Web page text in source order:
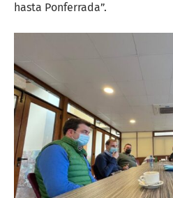
hasta Ponferrada”.